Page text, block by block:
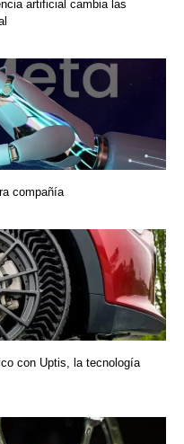
artificial cambia las
compañía
con Uptis, la tecnología